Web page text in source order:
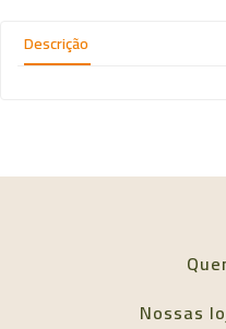
Descrição
Nossas